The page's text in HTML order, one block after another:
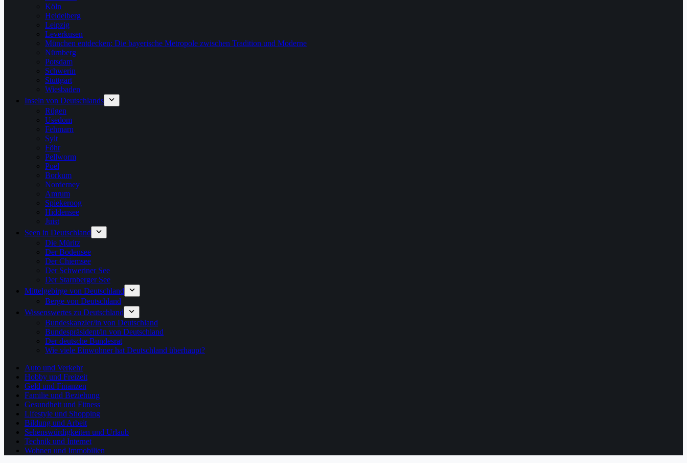
Köln
Heidelberg
Leipzig
Leverkusen
München entdecken: Die bayerische Metropole zwischen Tradition und Moderne
Nürnberg
Potsdam
Schwerin
Stuttgart
Wiesbaden
Inseln von Deutschlands
Rügen
Usedom
Fehmarn
Sylt
Föhr
Pellworm
Poel
Borkum
Norderney
Amrum
Spiekeroog
Hiddensee
Juist
Seen in Deutschland
Die Müritz
Der Bodensee
Der Chiemsee
Der Schweriner See
Der Starnberger See
Mittelgebirge von Deutschland
Berge von Deutschland
Wissenswertes zu Deutschland
Bundeskanzler/in von Deutschland
Bundespräsident/in von Deutschland
Der deutsche Bundesrat
Wie viele Einwohner hat Deutschland überhaupt?
Auto und Verkehr
Hobby und Freizeit
Geld und Finanzen
Familie und Beziehung
Gesundheit und Fitness
Lifestyle und Shopping
Bildung und Arbeit
Sehenswürdigkeiten und Urlaub
Technik und Internet
Wohnen und Immobilien